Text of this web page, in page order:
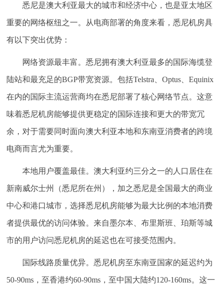
悉尼是澳大利亚最大的城市和经济中心，也是亚太地区
重要的网络枢纽之一。从电商部署的角度来看，悉尼机房具
有以下突出优势：
网络资源最丰富。悉尼拥有澳大利亚最多的国际海缆登
陆站和最充足的BGP带宽资源。包括Telstra、Optus、Equinix
在内的国际主流运营商均在悉尼部署了核心网络节点。这意
味着悉尼机房能够提供更稳定的国际连接和更大的带宽冗
余，对于需要同时面向澳大利亚本地和东南亚消费者的跨境
电商而言尤为重要。
本地用户覆盖最佳。澳大利亚约三分之一的人口居住在
新南威尔士州（悉尼所在州），加之悉尼是全国最大的商业
中心和港口城市，选择悉尼机房能够为最大比例的本地消费
者提供最优的访问体验。来自墨尔本、布里斯班、珀斯等城
市的用户访问悉尼机房的延迟也在可接受范围内。
国际线路质量优异。悉尼机房至东南亚国家的延迟约为
50-90ms，至香港约60-90ms，至中国大陆约120-160ms。这一